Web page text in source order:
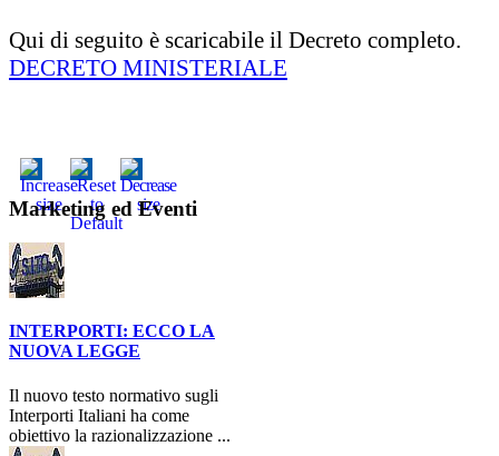
Qui di seguito è scaricabile il Decreto completo.
DECRETO MINISTERIALE
Marketing ed Eventi
INTERPORTI: ECCO LA
NUOVA LEGGE
Il nuovo testo normativo sugli
Interporti Italiani ha come
obiettivo la razionalizzazione ...